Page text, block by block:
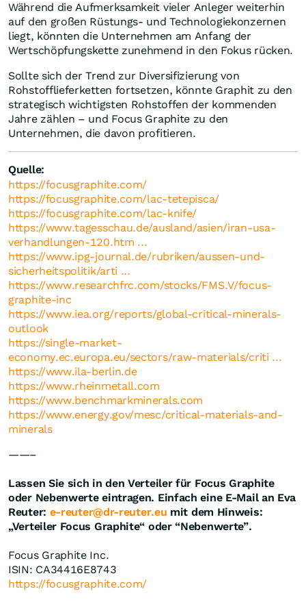
Während die Aufmerksamkeit vieler Anleger weiterhin
auf den großen Rüstungs- und Technologiekonzernen
liegt, könnten die Unternehmen am Anfang der
Wertschöpfungskette zunehmend in den Fokus rücken.
Sollte sich der Trend zur Diversifizierung von
Rohstofflieferketten fortsetzen, könnte Graphit zu den
strategisch wichtigsten Rohstoffen der kommenden
Jahre zählen – und Focus Graphite zu den
Unternehmen, die davon profitieren.
Quelle:
https://focusgraphite.com/
https://focusgraphite.com/lac-tetepisca/
https://focusgraphite.com/lac-knife/
https://www.tagesschau.de/ausland/asien/iran-usa-
verhandlungen-120.htm ...
https://www.ipg-journal.de/rubriken/aussen-und-
sicherheitspolitik/arti ...
https://www.researchfrc.com/stocks/FMS.V/focus-
graphite-inc
https://www.iea.org/reports/global-critical-minerals-
outlook
https://single-market-
economy.ec.europa.eu/sectors/raw-materials/criti ...
https://www.ila-berlin.de
https://www.rheinmetall.com
https://www.benchmarkminerals.com
https://www.energy.gov/mesc/critical-materials-and-
minerals
——–
Lassen Sie sich in den Verteiler für Focus Graphite
oder Nebenwerte eintragen. Einfach eine E-Mail an Eva
Reuter: e-reuter@dr-reuter.eu mit dem Hinweis:
„Verteiler Focus Graphite“ oder “Nebenwerte”.
Focus Graphite Inc.
ISIN: CA34416E8743
https://focusgraphite.com/